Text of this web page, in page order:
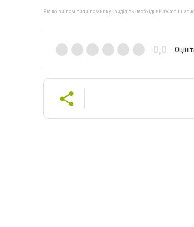
Якщо ви помітили помилку, виділіть необхідний текст і
0,0